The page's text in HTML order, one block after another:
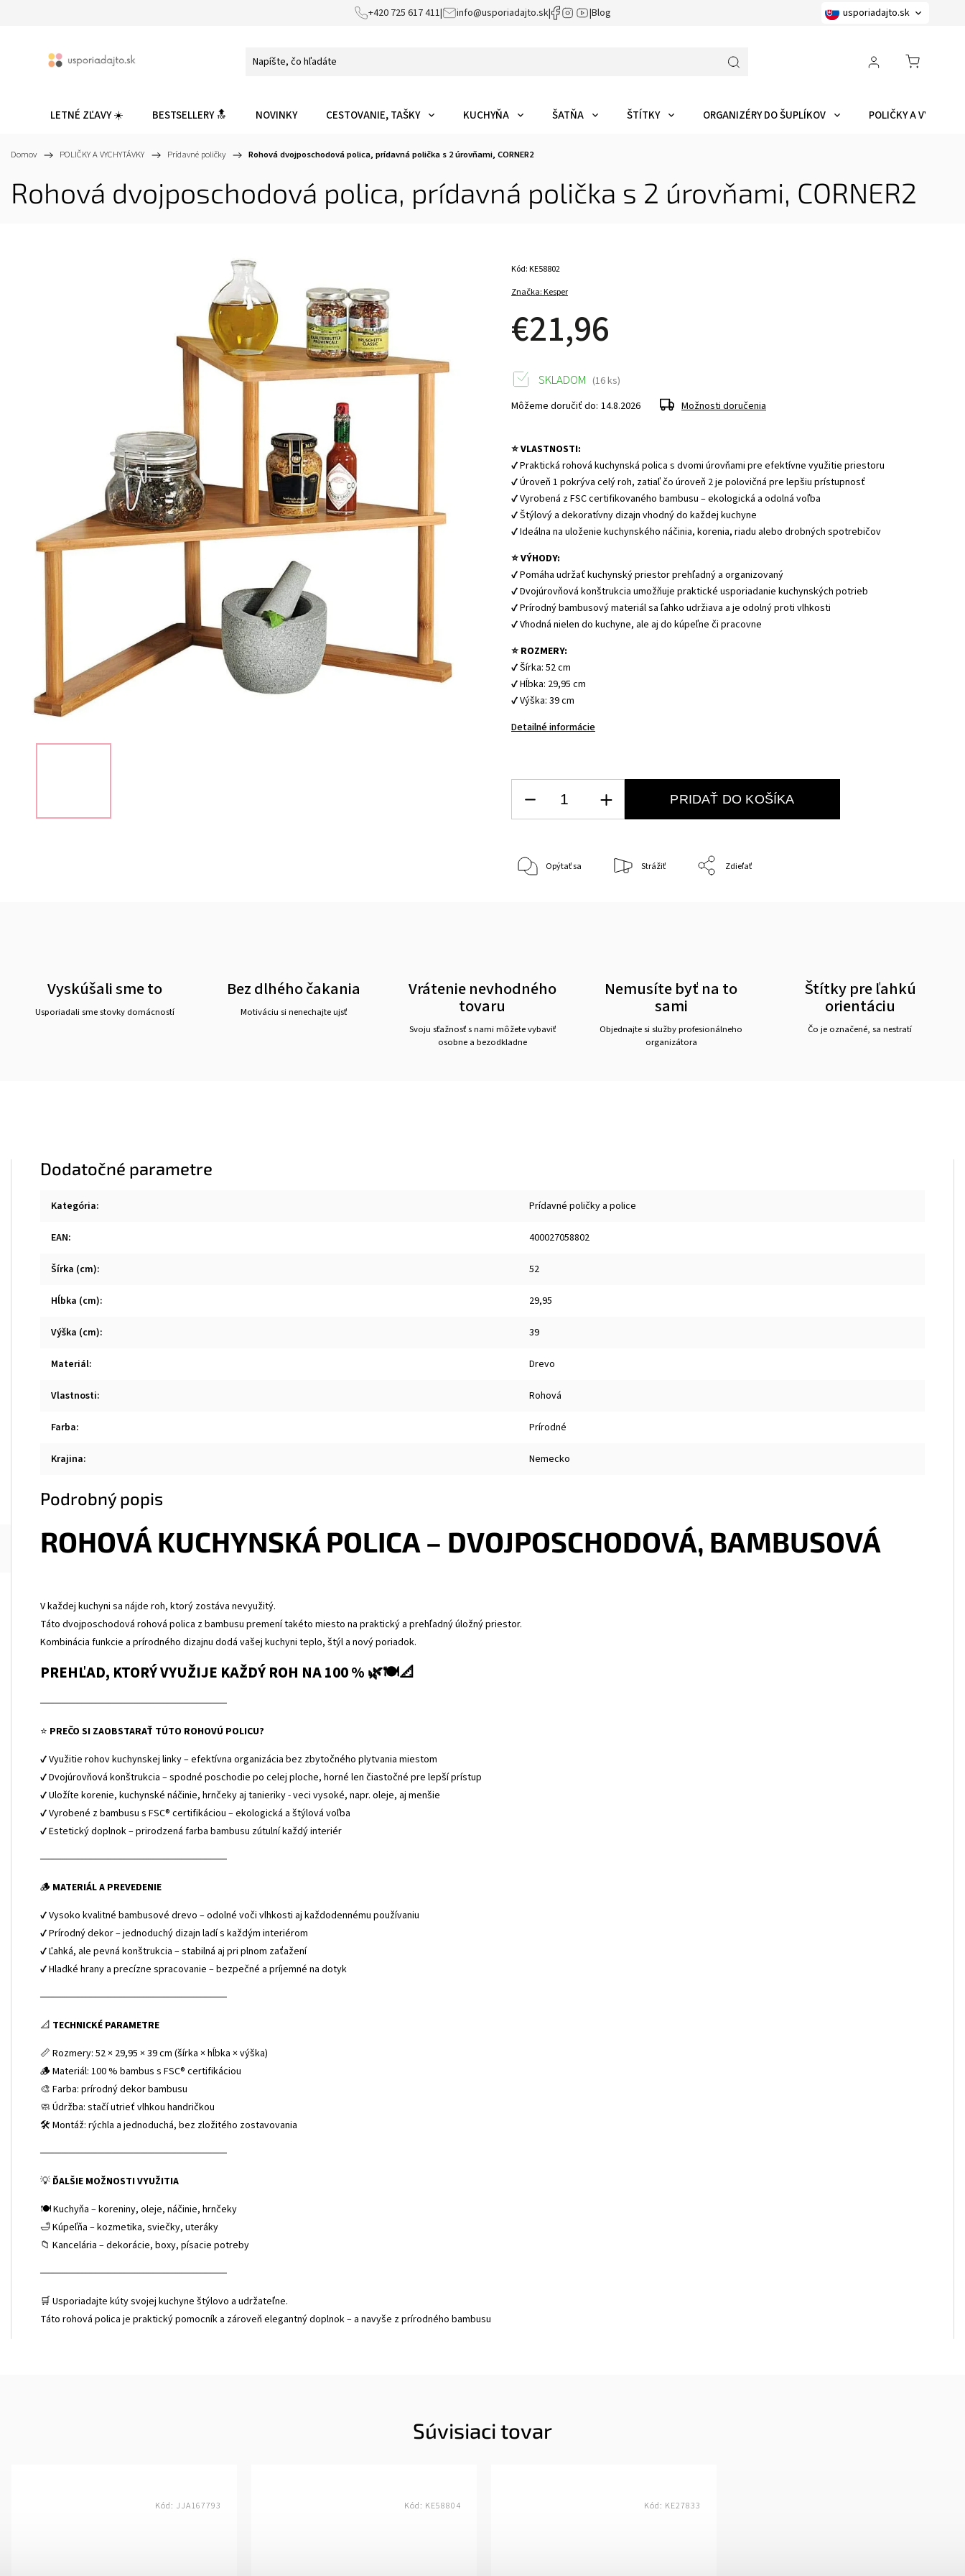
+420 725 617 411| info@usporiadajto.sk| |Blog usporiadajto.sk
LETNÉ ZĽAVY ☀️ BESTSELLERY 🔝 NOVINKY CESTOVANIE, TAŠKY KUCHYŇA ŠATŇA ŠTÍTKY ORGANIZÉRY DO ŠUPLÍKOV POLIČKY A
Domov / POLIČKY A VYCHYTÁVKY / Prídavné poličky / Rohová dvojposchodová polica, prídavná polička s 2 úrovňami, CORNER2
Rohová dvojposchodová polica, prídavná polička s 2 úrovňami, CORNER2
Značka:Kesper
€21,96
Kód:KE58802
⭐ VLASTNOSTI:
✔ Praktická rohová kuchynská polica s dvomi úrovňami pre efektívne využitie priestoru
✔ Úroveň 1 pokrýva celý roh, zatiaľ čo úroveň 2 je polovičná pre lepšiu prístupnosť
✔ Vyrobená z FSC certifikovaného bambusu – ekologická a odolná voľba
✔ Štýlový a dekoratívny dizajn vhodný do každej kuchyne
✔ Ideálna na uloženie kuchynského náčinia, korenia, riadu alebo drobných spotrebičov
⭐ VÝHODY:
✔ Pomáha udržať kuchynský priestor prehľadný a organizovaný
✔ Dvojúrovňová konštrukcia umožňuje praktické usporiadanie kuchynských potrieb
✔ Prírodný bambusový materiál sa ľahko udržiava a je odolný proti vlhkosti
✔ Vhodná nielen do kuchyne, ale aj do kúpeľne či pracovne
⭐ ROZMERY:
✔ Šírka: 52 cm
✔ Hĺbka: 29,95 cm
✔ Výška: 39 cm
Detailné informácie
SKLADOM (16 ks)
Môžeme doručiť do: 14.8.2026 Možnosti doručenia
PRIDAŤ DO KOŠÍKA
Opýtať sa Strážiť Zdieľať
Vyskúšali sme to
Usporiadali sme stovky domácností
Bez dlhého čakania
Motiváciu si nenechajte ujsť
Vrátenie nevhodného
tovaru
Svoju sťažnosť s nami môžete vybaviť
osobne a bezodkladne
Nemusíte byť na to
sami
Objednajte si služby profesionálneho
organizátora
Štítky pre ľahkú
orientáciu
Čo je označené, sa nestratí
Dodatočné parametre
Kategória: Prídavné poličky a police
EAN: 400027058802
Šírka (cm): 52
Hĺbka (cm): 29,95
Výška (cm): 39
Materiál: Drevo
Vlastnosti: Rohová
Farba: Prírodné
Krajina: Nemecko
Podrobný popis
ROHOVÁ KUCHYNSKÁ POLICA – DVOJPOSCHODOVÁ, BAMBUSOVÁ
V každej kuchyni sa nájde roh, ktorý zostáva nevyužitý.
Táto dvojposchodová rohová polica z bambusu premení takéto miesto na praktický a prehľadný úložný priestor.
Kombinácia funkcie a prírodného dizajnu dodá vašej kuchyni teplo, štýl a nový poriadok.
PREHĽAD, KTORÝ VYUŽIJE KAŽDÝ ROH NA 100 % 🌿🍽️📐
──────────────────────────
⭐ PREČO SI ZAOBSTARAŤ TÚTO ROHOVÚ POLICU?
✔ Využitie rohov kuchynskej linky – efektívna organizácia bez zbytočného plytvania miestom
✔ Dvojúrovňová konštrukcia – spodné poschodie po celej ploche, horné len čiastočné pre lepší prístup
✔ Uložíte korenie, kuchynské náčinie, hrnčeky aj tanieriky - veci vysoké, napr. oleje, aj menšie
✔ Vyrobené z bambusu s FSC® certifikáciou – ekologická a štýlová voľba
✔ Estetický doplnok – prirodzená farba bambusu zútulní každý interiér
──────────────────────────
🪵 MATERIÁL A PREVEDENIE
✔ Vysoko kvalitné bambusové drevo – odolné voči vlhkosti aj každodennému používaniu
✔ Prírodný dekor – jednoduchý dizajn ladí s každým interiérom
✔ Ľahká, ale pevná konštrukcia – stabilná aj pri plnom zaťažení
✔ Hladké hrany a precízne spracovanie – bezpečné a príjemné na dotyk
──────────────────────────
📐 TECHNICKÉ PARAMETRE
📏 Rozmery: 52 × 29,95 × 39 cm (šírka × hĺbka × výška)
🪵 Materiál: 100 % bambus s FSC® certifikáciou
🎨 Farba: prírodný dekor bambusu
🧼 Údržba: stačí utrieť vlhkou handričkou
🛠 Montáž: rýchla a jednoduchá, bez zložitého zostavovania
──────────────────────────
💡 ĎALŠIE MOŽNOSTI VYUŽITIA
🍽 Kuchyňa – koreniny, oleje, náčinie, hrnčeky
🛁 Kúpeľňa – kozmetika, sviečky, uteráky
📁 Kancelária – dekorácie, boxy, písacie potreby
──────────────────────────
🛒 Usporiadajte kúty svojej kuchyne štýlovo a udržateľne.
Táto rohová polica je praktický pomocník a zároveň elegantný doplnok – a navyše z prírodného bambusu
Súvisiaci tovar
Kód: JJA167793 Kód: KE58804 Kód: KE27833